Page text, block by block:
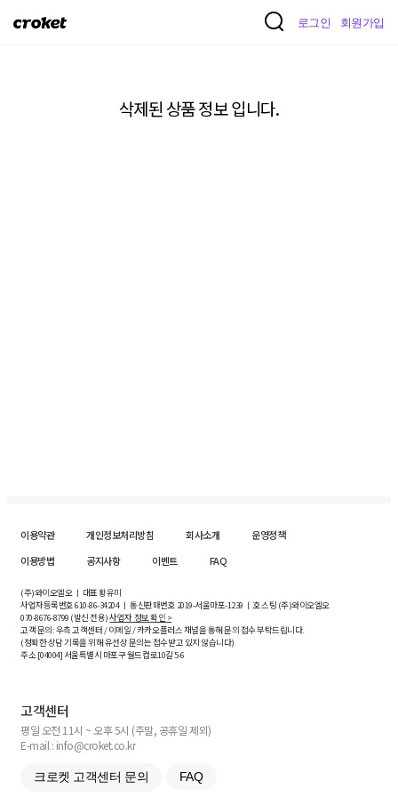
크
로그인 회원가입
삭제된 상품 정보 입니다.
이용약관 개인정보처리방침 회사소개
운영정책
이용방법
공지사항 이벤트 FAQ
(주)와이오엘오 ㅣ 대표 황유미
사업자등록번호610-86-34204ㅣ 통신판매번호 2019-서울마포-1239 ㅣ 호스팅 (주)와이오엘오
070-8676-8799 (발신 전용)사업자 정보 확인 >
고객 문의: 우측 고객센터 / 이메일 / 카카오플러스 채널을 통해 문의 접수 부탁드립니다.
(정확한 상담 기록을 위해 유선상 문의는 접수받고 있지 않습니다)
주소 [04004] 서울특별시 마포구 월드컵로10길5-6
고객센터
평일 오전 11시 ~ 오후 5시 (주말, 공휴일 제외)
E-mail : info@croket.co.kr
크로켓 고객센터 문의 FAQ